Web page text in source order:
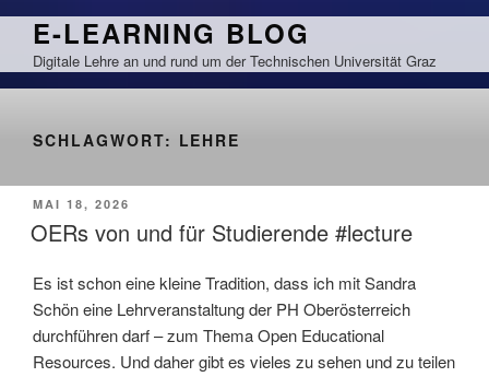
Zum
springen
E-LEARNING BLOG
Digitale Lehre an und rund um der Technischen Universität Graz
SCHLAGWORT: LEHRE
VERÖFFENTLICHT
AM
MAI 18, 2026
OERs von und für Studierende #lecture
Es ist schon eine kleine Tradition, dass ich mit Sandra
Schön eine Lehrveranstaltung der PH Oberösterreich
durchführen darf – zum Thema Open Educational
Resources. Und daher gibt es vieles zu sehen und zu teilen